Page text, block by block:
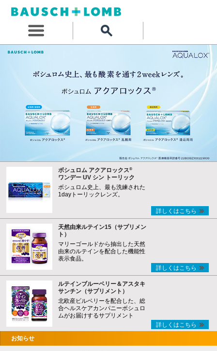
ボシュロム アクアロックス®
ワンデー UV シン トーリック
ボシュロム史上、最も洗練された
1dayトーリックレンズ。
詳しくはこちら
天然由来ルテイン15（サプリメン
ト）
マリーゴールドから抽出した天然
由来のルテインを配合した機能性
表示食品。
詳しくはこちら
ルテインブルーベリー＆アスタキ
サンチン（サプリメント）
北欧産ビルベリーを配合した、総
合ヘルスケアカンパニーボシュロ
ムがお届けするサプリメント
詳しくはこちら
お知らせ